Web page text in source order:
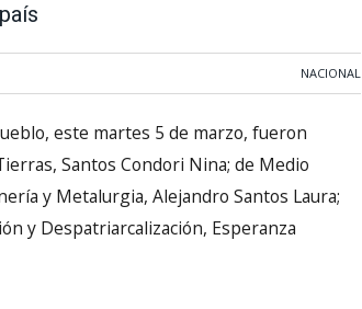
NACIONAL
este martes 5 de marzo, fueron
Santos Condori Nina; de Medio
y Metalurgia, Alejandro Santos Laura;
y Despatriarcalización, Esperanza